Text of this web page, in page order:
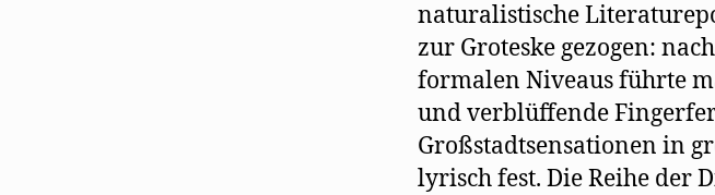
naturalistische
zur Groteske gezogen:
formalen Niveaus führte
und verblüffende
Großstadtsensationen in
lyrisch fest. Die Reihe der